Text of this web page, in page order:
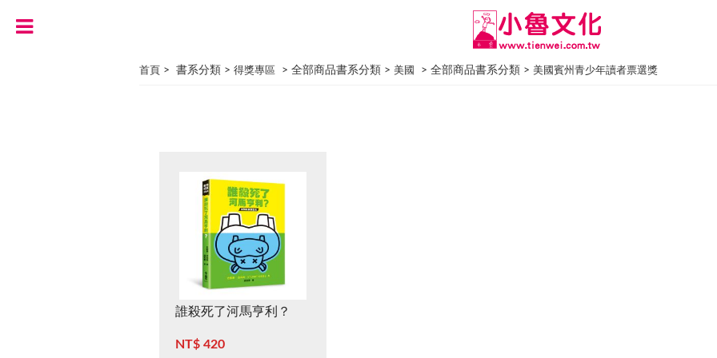
首頁 > 書系分類 > 得獎專區 > 全部商品書系分類 > 美國 > 全部商品書系分類 > 美國賓州青少年讀者票選獎
誰殺死了河馬亨利？
NT$ 420